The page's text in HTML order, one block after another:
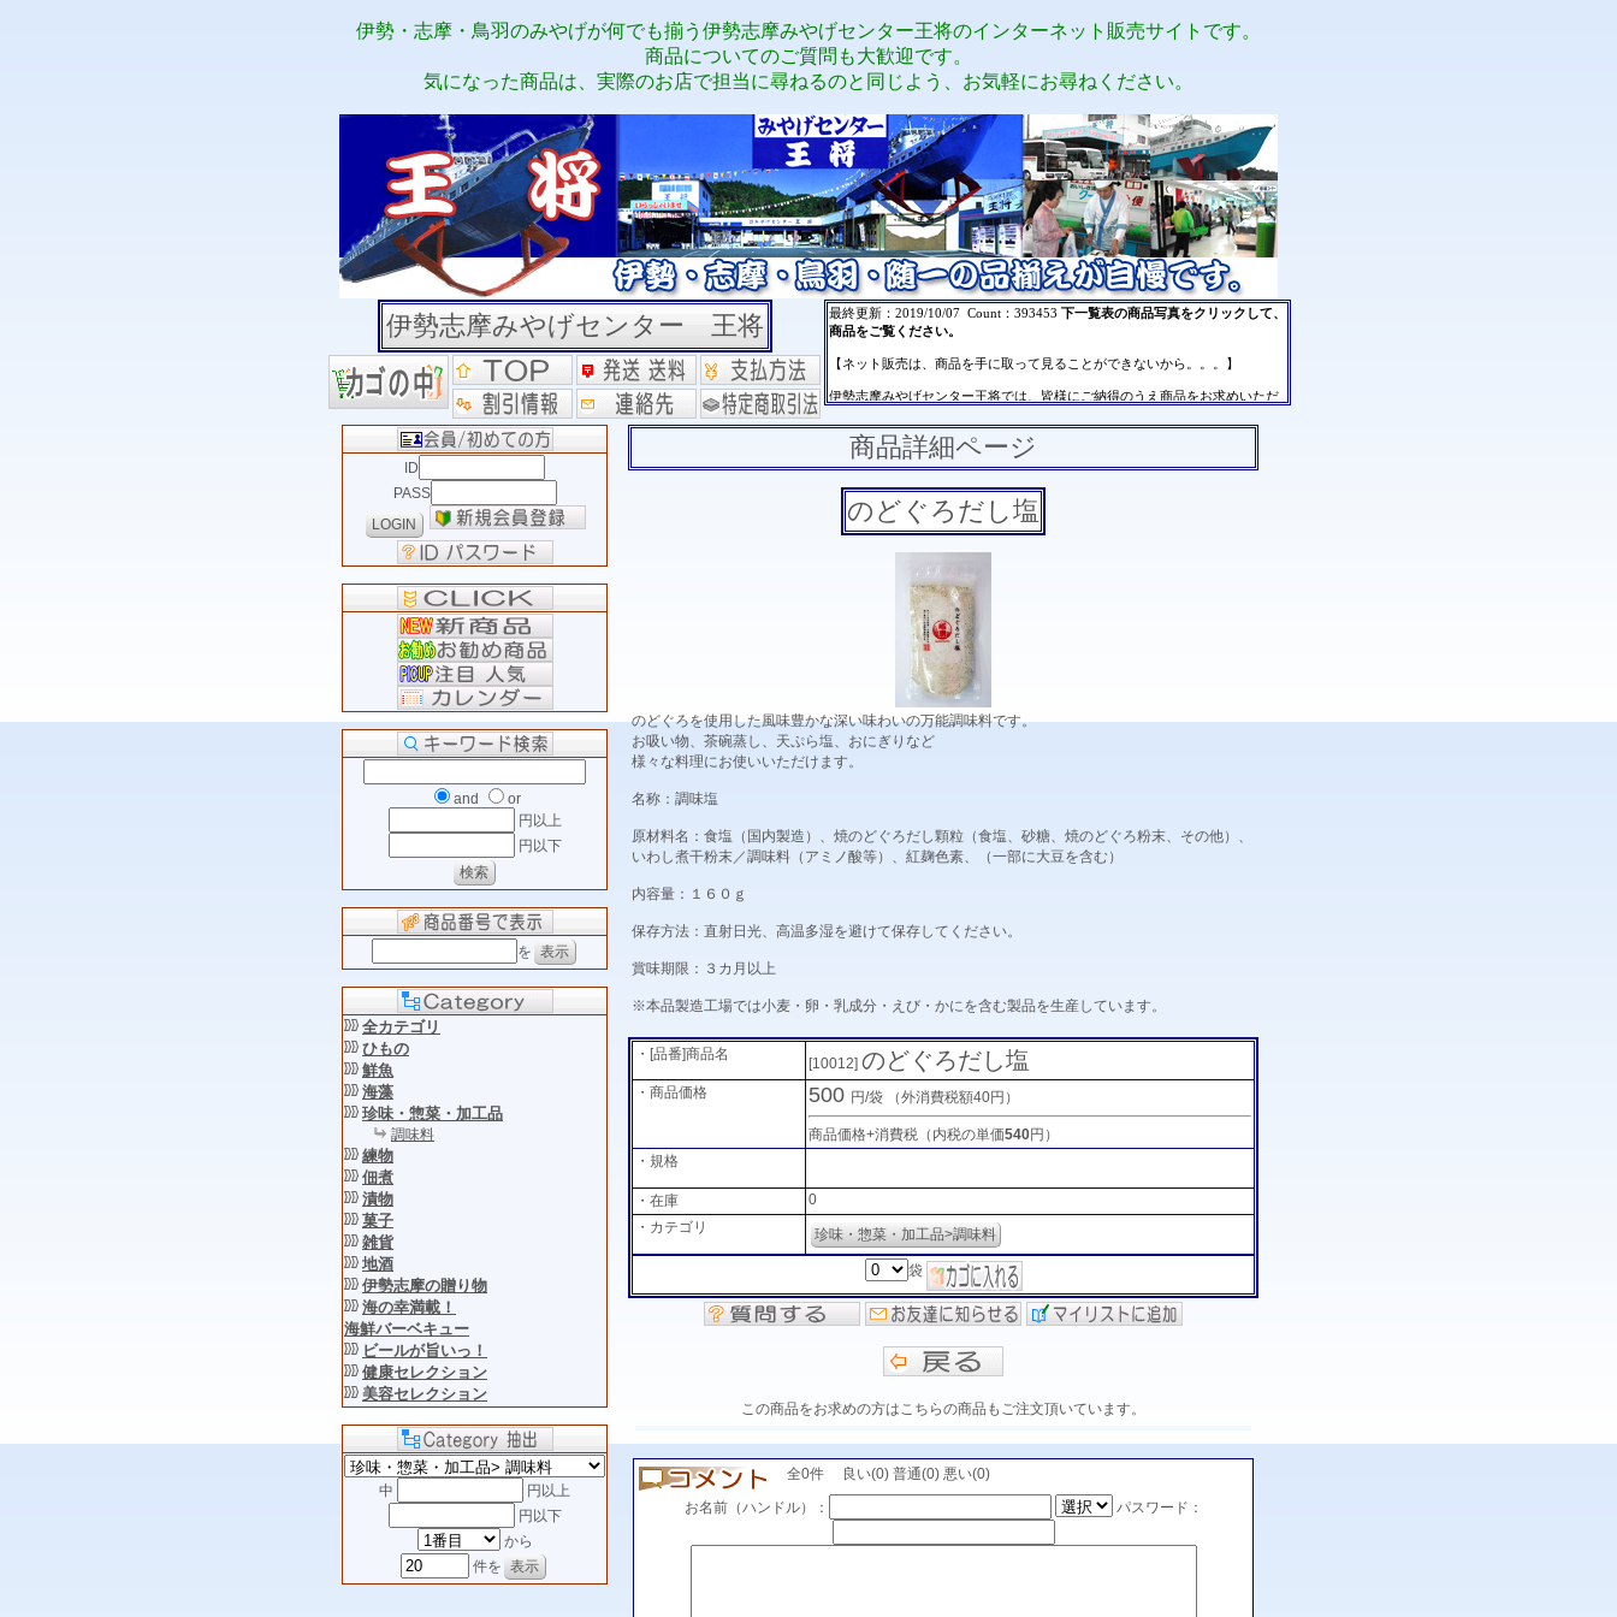
伊勢・志摩・鳥羽のみやげが何でも揃う伊勢志摩みやげセンター王将のインターネット販売サイトです。
商品についてのご質問も大歓迎です。
気になった商品は、実際のお店で担当に尋ねるのと同じよう、お気軽にお尋ねください。
伊勢志摩みやげセンター 王将
ID
PASS
and
or
円以上
円以下
を
全カテゴリ
ひもの
鮮魚
海藻
珍味・惣菜・加工品
調味料
練物
佃煮
漬物
菓子
雑貨
地酒
伊勢志摩の贈り物
海の幸満載！
海鮮バーベキュー
ビールが旨いっ！
健康セレクション
美容セレクション
中
円以上
円以下
から
件を
商品詳細ページ
のどぐろだし塩
のどぐろを使用した風味豊かな深い味わいの万能調味料です。
お吸い物、茶碗蒸し、天ぷら塩、おにぎりなど
様々な料理にお使いいただけます。
名称：調味塩
原材料名：食塩（国内製造）、焼のどぐろだし顆粒（食塩、砂糖、焼のどぐろ粉末、その他）、
いわし煮干粉末／調味料（アミノ酸等）、紅麹色素、（一部に大豆を含む）
内容量：１６０ｇ
保存方法：直射日光、高温多湿を避けて保存してください。
賞味期限：３カ月以上
※本品製造工場では小麦・卵・乳成分・えび・かにを含む製品を生産しています。
・[品番]商品名
[10012] のどぐろだし塩
・商品価格 500 円/袋 （外消費税額40円）
商品価格+消費税（内税の単価540円）
・規格
・在庫
0
・カテゴリ
珍味・惣菜・加工品>調味料
袋
この商品をお求めの方はこちらの商品もご注文頂いています。
全0件 良い(0) 普通(0) 悪い(0)
お名前（ハンドル）：
パスワード：